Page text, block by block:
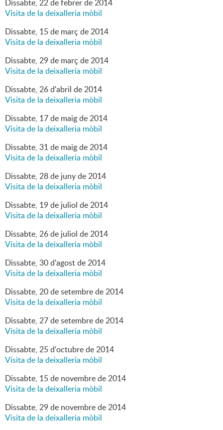
Dissabte, 22defebrerde2014
Visita de la deixalleria mòbil
Dissabte, 15de març de2014
Visita de la deixalleria mòbil
Dissabte, 29de març de2014
Visita de la deixalleria mòbil
Dissabte, 26d'abril de2014
Visita de la deixalleria mòbil
Dissabte, 17de maigde2014
Visita de la deixalleria mòbil
Dissabte, 31de maigde2014
Visita de la deixalleria mòbil
Dissabte, 28de junyde2014
Visita de la deixalleria mòbil
Dissabte, 19de juliol de2014
Visita de la deixalleria mòbil
Dissabte, 26de juliol de2014
Visita de la deixalleria mòbil
Dissabte, 30d'agostde2014
Visita de la deixalleria mòbil
Dissabte, 20desetembrede2014
Visita de la deixalleria mòbil
Dissabte, 27desetembrede2014
Visita de la deixalleria mòbil
Dissabte, 25d'octubrede2014
Visita de la deixalleria mòbil
Dissabte, 15de novembrede2014
Visita de la deixalleria mòbil
Dissabte, 29de novembrede2014
Visita de la deixalleria mòbil